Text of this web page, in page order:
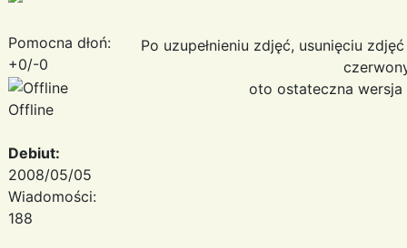
Pomocna dłoń:
+0/-0
Offline
Debiut:
2008/05/05
Wiadomości:
188
Po uzupełnieniu zdjęć, usunięciu
oto ostateczna